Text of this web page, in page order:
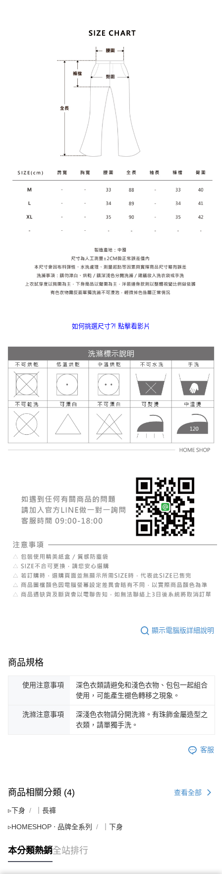
如何挑選尺寸?! 點擊看影片
顯示電腦版詳細說明
商品規格
使用注意事項
深色衣類請避免和淺色衣物、包包一起組合
使用，可能產生褪色轉移之現象。
洗滌注意事項
深淺色衣物請分開洗滌。有珠飾金屬造型之
衣類，請單獨手洗。
客服
商品相關分類 (4) 查看全部
▹下身 ｜長褲
▹HOMESHOP ‧ 品牌全系列 ｜下身
本分類熱銷全站排行